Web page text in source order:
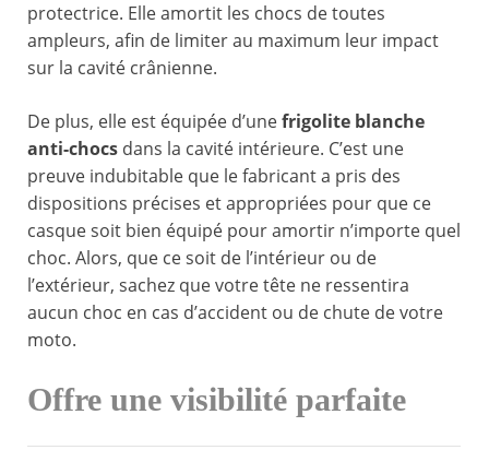
protectrice. Elle amortit les chocs de toutes
ampleurs, afin de limiter au maximum leur impact
sur la cavité crânienne.
De plus, elle est équipée d’unefrigolite blanche
anti-chocs dans la cavité intérieure. C’est une
preuve indubitable que le fabricant a pris des
dispositions précises et appropriées pour que ce
casque soit bien équipé pour amortir n’importe quel
choc. Alors, que ce soit de l’intérieur ou de
l’extérieur, sachez que votre tête ne ressentira
aucun choc en cas d’accident ou de chute de votre
moto.
Offre une visibilité parfaite